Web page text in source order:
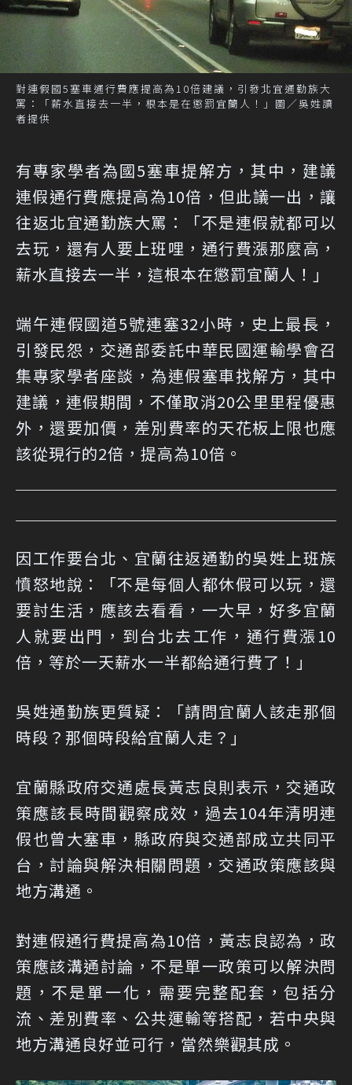
對連假國5塞車通行費應提高為10倍建議，引發北宜通勤族大
罵：「薪水直接去一半，根本是在懲罰宜蘭人！」圖／吳姓讀
者提供
有專家學者為國5塞車提解方，其中，建議
連假通行費應提高為10倍，但此議一出，讓
往返北宜通勤族大罵：「不是連假就都可以
去玩，還有人要上班哩，通行費漲那麼高，
薪水直接去一半，這根本在懲罰宜蘭人！」
端午連假國道5號連塞32小時，史上最長，
引發民怨，交通部委託中華民國運輸學會召
集專家學者座談，為連假塞車找解方，其中
建議，連假期間，不僅取消20公里里程優惠
外，還要加價，差別費率的天花板上限也應
該從現行的2倍，提高為10倍。
因工作要台北、宜蘭往返通勤的吳姓上班族
憤怒地說：「不是每個人都休假可以玩，還
要討生活，應該去看看，一大早，好多宜蘭
人就要出門，到台北去工作，通行費漲10
倍，等於一天薪水一半都給通行費了！」
吳姓通勤族更質疑：「請問宜蘭人該走那個
時段？那個時段給宜蘭人走？」
宜蘭縣政府交通處長黃志良則表示，交通政
策應該長時間觀察成效，過去104年清明連
假也曾大塞車，縣政府與交通部成立共同平
台，討論與解決相關問題，交通政策應該與
地方溝通。
對連假通行費提高為10倍，黃志良認為，政
策應該溝通討論，不是單一政策可以解決問
題，不是單一化，需要完整配套，包括分
流、差別費率、公共運輸等搭配，若中央與
地方溝通良好並可行，當然樂觀其成。